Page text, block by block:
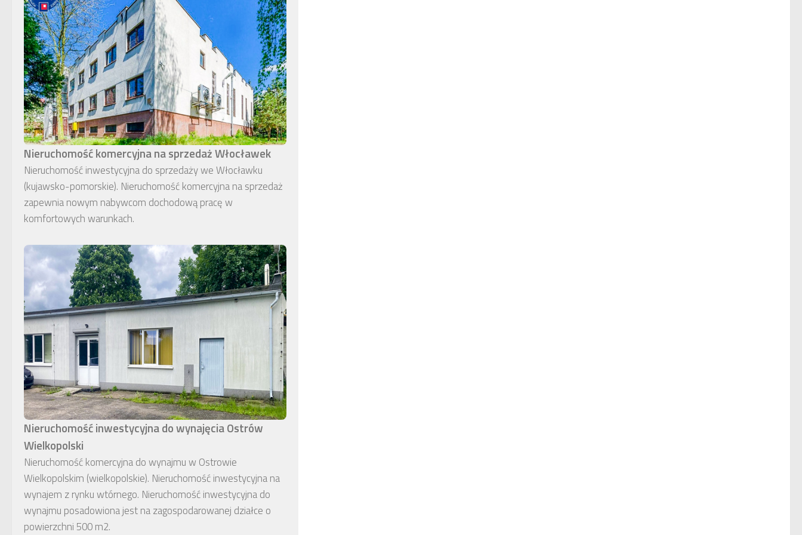
Nieruchomość komercyjna na sprzedaż Włocławek
Nieruchomość inwestycyjna do sprzedaży we Włocławku
(kujawsko-pomorskie). Nieruchomość komercyjna na sprzedaż
zapewnia nowym nabywcom dochodową pracę w
komfortowych warunkach.
Nieruchomość inwestycyjna do wynajęcia Ostrów
Wielkopolski
Nieruchomość komercyjna do wynajmu w Ostrowie
Wielkopolskim (wielkopolskie). Nieruchomość inwestycyjna na
wynajem z rynku wtórnego. Nieruchomość inwestycyjna do
wynajmu posadowiona jest na zagospodarowanej działce o
powierzchni 500 m2.